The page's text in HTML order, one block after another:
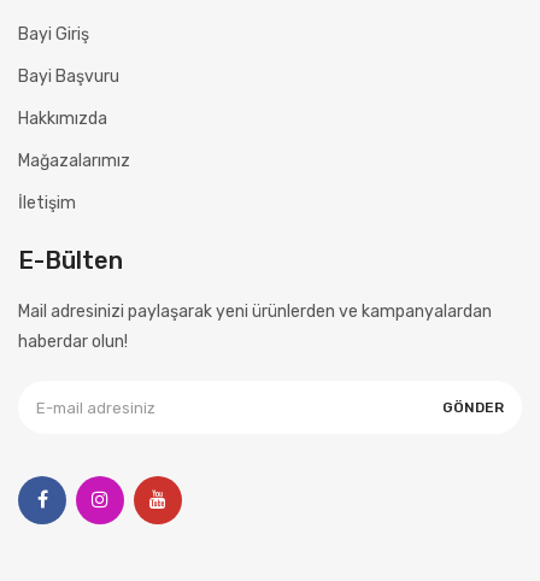
Bayi Giriş
Bayi Başvuru
Hakkımızda
Mağazalarımız
İletişim
E-Bülten
Mail adresinizi paylaşarak yeni ürünlerden ve kampanyalardan
haberdar olun!
GÖNDER